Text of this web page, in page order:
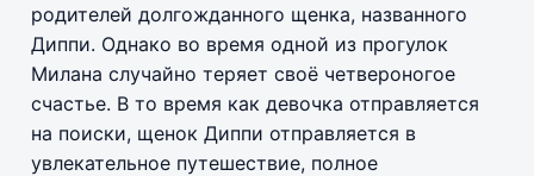
родителей долгожданного щенка, названного
Диппи. Однако во время одной из прогулок
Милана случайно теряет своё четвероногое
счастье. В то время как девочка отправляется
на поиски, щенок Диппи отправляется в
увлекательное путешествие, полное